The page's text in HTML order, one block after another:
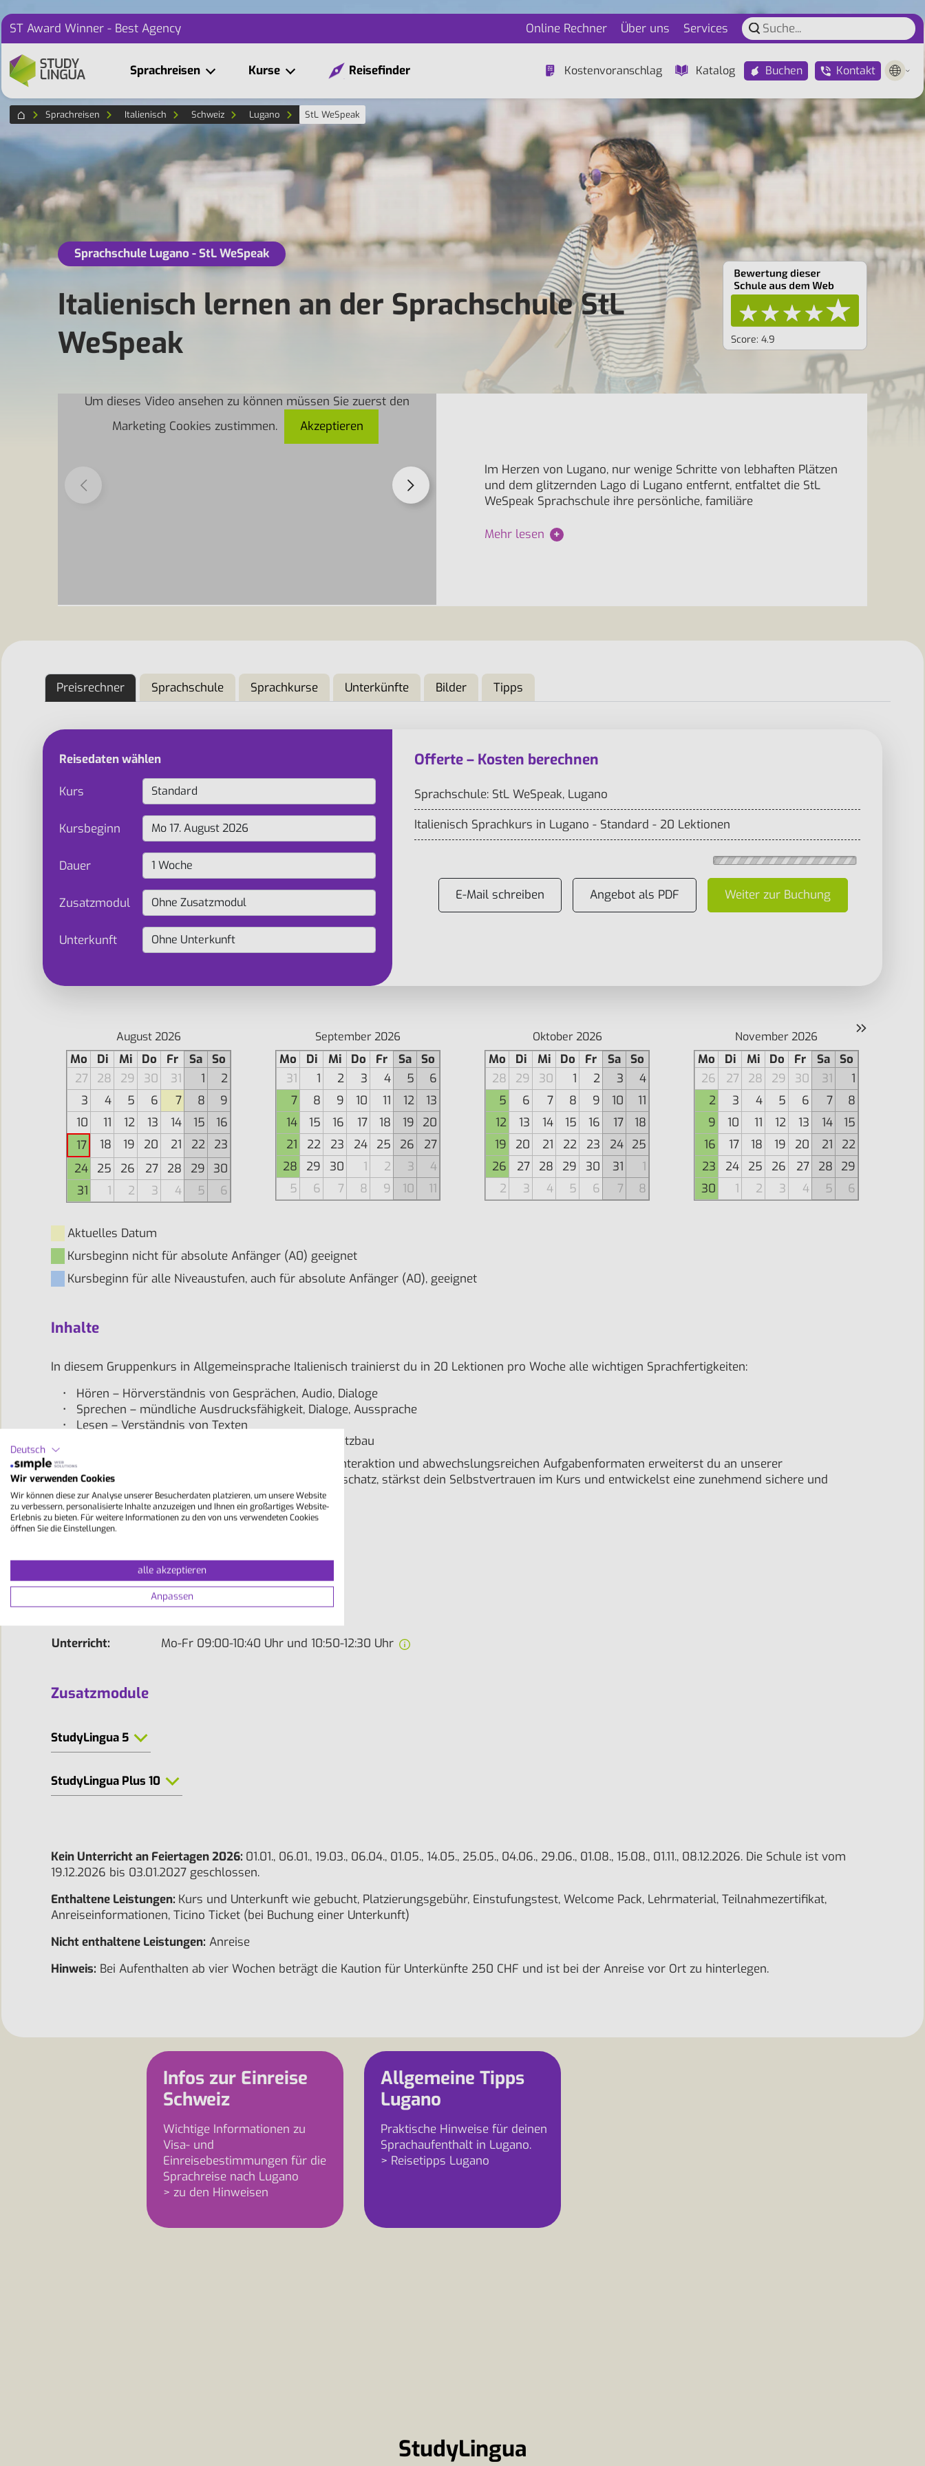
ST Award Winner - Best Agency Online Rechner Über uns Services
Sprachreisen Kurse Reisefinder Kostenvoranschlag Katalog Buchen Kontakt
Sprachreisen Italienisch Schweiz Lugano StL WeSpeak
Sprachschule Lugano - StL WeSpeak
Italienisch lernen an der Sprachschule StL
WeSpeak
Score: 4.9
Um dieses Video ansehen zu können müssen Sie zuerst den
Marketing Cookies zustimmen.
Akzeptieren
Im Herzen von Lugano, nur wenige Schritte von lebhaften Plätzen
und dem glitzernden Lago di Lugano entfernt, entfaltet die StL
WeSpeak Sprachschule ihre persönliche, familiäre
Mehr lesen +
Preisrechner Sprachschule Sprachkurse Unterkünfte Bilder Tipps
Reisedaten wählen
Kurs
Kursbeginn
Dauer
Zusatzmodul
Unterkunft
Offerte – Kosten berechnen
Sprachschule: StL WeSpeak, Lugano
Italienisch Sprachkurs in Lugano - Standard - 20 Lektionen
E-Mail schreiben Angebot als PDF Weiter zur Buchung
»
August 2026
Mo Di Mi Do Fr Sa
So
27
28 29 30 31 1
2
3
4 5 6 7 8
9
10
11 12 13 14 15
16
17
18 19 20 21 22
23
24
25 26 27 28 29 30
31
1 2 3 4 5 6
September 2026
Mo Di Mi Do Fr Sa
So
31
1 2 3 4 5
6
7
8 9 10 11 12
13
14
15 16 17 18 19
20
21
22 23 24 25 26
27
28
29 30 1 2 3
4
5
6 7 8 9 10 11
Oktober 2026
Mo Di Mi Do Fr Sa
So
28
29 30 1 2 3
4
5
6 7 8 9 10
11
12
13 14 15 16 17
18
19
20 21 22 23 24 25
26
27 28 29 30 31
1
2
3 4 5 6 7 8
November 2026
Mo Di Mi Do Fr Sa
So
26
27 28 29 30 31
1
2
3 4 5 6 7
8
9
10 11 12 13 14
15
16
17 18 19 20 21
22
23
24 25 26 27 28
29
30
1 2 3 4 5 6
Aktuelles Datum
Kursbeginn nicht für absolute Anfänger (A0) geeignet
Kursbeginn für alle Niveaustufen, auch für absolute Anfänger (A0), geeignet
Inhalte
In diesem Gruppenkurs in Allgemeinsprache Italienisch trainierst du in 20 Lektionen pro Woche alle wichtigen Sprachfertigkeiten:
Hören – Hörverständnis von Gesprächen, Audio, Dialoge
Sprechen – mündliche Ausdrucksfähigkeit, Dialoge, Aussprache
Lesen – Verständnis von Texten
Schreiben – schriftlicher Ausdruck, Grammatik, Satzbau
Mit praxisorientierten Übungen, viel kommunikativer Interaktion und abwechslungsreichen Aufgabenformaten erweiterst du an unserer
Italienischschule in Lugano kontinuierlich deinen Wortschatz, stärkst dein Selbstvertrauen im Kurs und entwickelst eine zunehmend sichere und
natürliche Anwendung der Sprache.
Lektionen/Woche:
Niveau-Stufen:
A0 , A1 , A2 , B1 , B2
Gruppengröße:
6 - 10
Unterricht:
Mo-Fr 09:00-10:40 Uhr und 10:50-12:30 Uhr
Zusatzmodule
StudyLingua 5
StudyLingua Plus 10
Kein Unterricht an Feiertagen 2026: 01.01., 06.01., 19.03., 06.04., 01.05., 14.05., 25.05., 04.06., 29.06., 01.08., 15.08., 01.11., 08.12.2026. Die Schule ist vom
19.12.2026 bis 03.01.2027 geschlossen.
Enthaltene Leistungen: Kurs und Unterkunft wie gebucht, Platzierungsgebühr, Einstufungstest, Welcome Pack, Lehrmaterial, Teilnahmezertifikat,
Anreiseinformationen, Ticino Ticket (bei Buchung einer Unterkunft)
Nicht enthaltene Leistungen: Anreise
Hinweis: Bei Aufenthalten ab vier Wochen beträgt die Kaution für Unterkünfte 250 CHF und ist bei der Anreise vor Ort zu hinterlegen.
Infos zur Einreise
Schweiz
Wichtige Informationen zu
Visa- und
Einreisebestimmungen für die
Sprachreise nach Lugano
> zu den Hinweisen
Allgemeine Tipps
Lugano
Praktische Hinweise für deinen
Sprachaufenthalt in Lugano.
> Reisetipps Lugano
StudyLingua
Deutsch
Wir verwenden Cookies
Wir können diese zur Analyse unserer Besucherdaten platzieren, um unsere Website
zu verbessern, personalisierte Inhalte anzuzeigen und Ihnen ein großartiges Website-
Erlebnis zu bieten. Für weitere Informationen zu den von uns verwendeten Cookies
öffnen Sie die Einstellungen.
alle akzeptieren
Anpassen